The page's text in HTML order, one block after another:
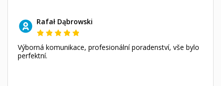
Rafał Dąbrowski
Výborná komunikace, profesionální poradenství, vše bylo
perfektní.